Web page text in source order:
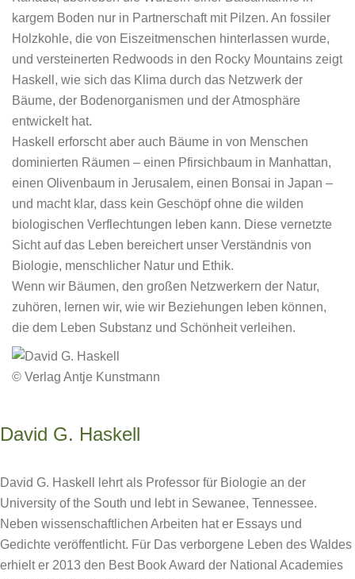
kargem Boden nur in Partnerschaft mit Pilzen. An fossiler
Holzkohle, die von Eiszeitmenschen hinterlassen wurde,
und versteinerten Redwoods in den Rocky Mountains zeigt
Haskell, wie sich das Klima durch das Netzwerk der
Bäume, der Bodenorganismen und der Atmosphäre
entwickelt hat.
Haskell erforscht aber auch Bäume in von Menschen
dominierten Räumen – einen Pfirsichbaum in Manhattan,
einen Olivenbaum in Jerusalem, einen Bonsai in Japan –
und macht klar, dass kein Geschöpf ohne die wilden
biologischen Verflechtungen leben kann. Diese vernetzte
Sicht auf das Leben bereichert unser Verständnis von
Biologie, menschlicher Natur und Ethik.
Wenn wir Bäumen, den großen Netzwerkern der Natur,
zuhören, lernen wir, wie wir Beziehungen leben können,
die dem Leben Substanz und Schönheit verleihen.
© Verlag Antje Kunstmann
David G. Haskell
David G. Haskell lehrt als Professor für Biologie an der
University of the South und lebt in Sewanee, Tennessee.
Neben wissenschaftlichen Arbeiten hat er Essays und
Gedichte veröffentlicht. Für Das verborgene Leben des Waldes
erhielt er 2013 den Best Book Award der National Academies